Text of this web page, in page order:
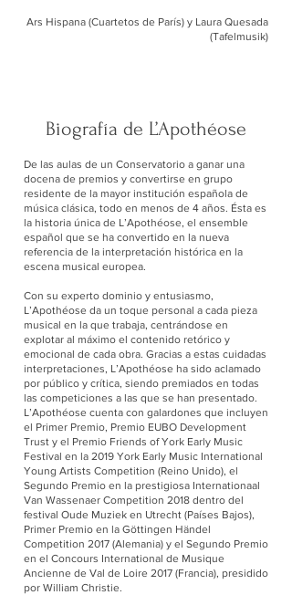
Ars Hispana (Cuartetos de París) y Laura Quesada
(Tafelmusik)
Biografía de L’Apothéose
De las aulas de un Conservatorio a ganar una
docena de premios y convertirse en grupo
residente de la mayor institución española de
música clásica, todo en menos de 4 años. Ésta es
la historia única de L’Apothéose, el ensemble
español que se ha convertido en la nueva
referencia de la interpretación histórica en la
escena musical europea.
Con su experto dominio y entusiasmo,
L’Apothéose da un toque personal a cada pieza
musical en la que trabaja, centrándose en
explotar al máximo el contenido retórico y
emocional de cada obra. Gracias a estas cuidadas
interpretaciones, L’Apothéose ha sido aclamado
por público y crítica, siendo premiados en todas
las competiciones a las que se han presentado.
L’Apothéose cuenta con galardones que incluyen
el Primer Premio, Premio EUBO Development
Trust y el Premio Friends of York Early Music
Festival en la 2019 York Early Music International
Young Artists Competition (Reino Unido), el
Segundo Premio en la prestigiosa Internationaal
Van Wassenaer Competition 2018 dentro del
festival Oude Muziek en Utrecht (Países Bajos),
Primer Premio en la Göttingen Händel
Competition 2017 (Alemania) y el Segundo Premio
en el Concours International de Musique
Ancienne de Val de Loire 2017 (Francia), presidido
por William Christie.